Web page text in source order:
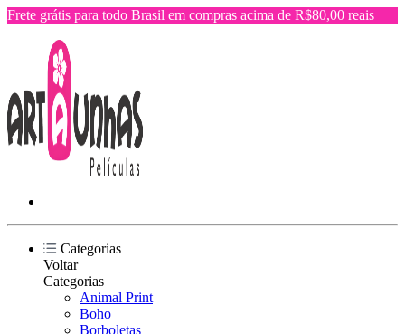
Frete grátis para todo Brasil em compras acima de R$80,00 reais
Categorias
Voltar
Categorias
Animal Print
Boho
Borboletas